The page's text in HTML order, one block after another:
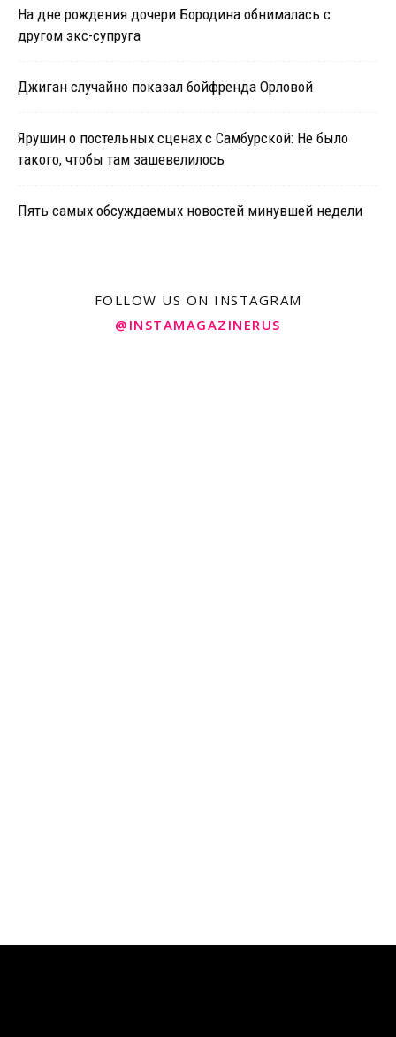
На дне рождения дочери Бородина обнималась с
другом экс-супруга
Джиган случайно показал бойфренда Орловой
Ярушин о постельных сценах с Самбурской: Не было
такого, чтобы там зашевелилось
Пять самых обсуждаемых новостей минувшей недели
FOLLOW US ON INSTAGRAM
@INSTAMAGAZINERUS